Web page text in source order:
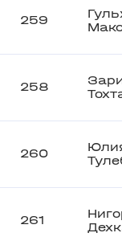
259
258
260
261